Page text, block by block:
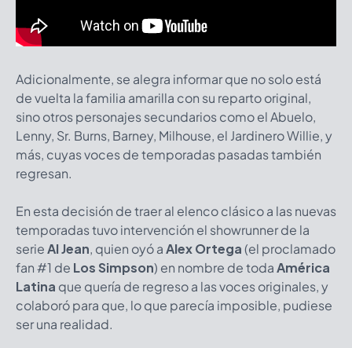
Adicionalmente, se alegra informar que no solo está
de vuelta la familia amarilla con su reparto original,
sino otros personajes secundarios como el Abuelo,
Lenny, Sr. Burns, Barney, Milhouse, el Jardinero Willie, y
más, cuyas voces de temporadas pasadas también
regresan.
En esta decisión de traer al elenco clásico a las nuevas
temporadas tuvo intervención el showrunner de la
serieAl Jean, quien oyó aAlex Ortega(el proclamado
fan #1 de Los Simpson) en nombre de todaAmérica
Latina que quería de regreso a las voces originales, y
colaboró para que, lo que parecía imposible, pudiese
ser una realidad.